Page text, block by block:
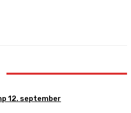
12. september